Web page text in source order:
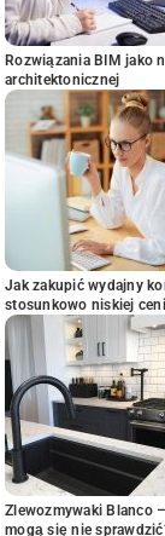
Rozwiązania BIM jako
architektonicznej
Jak zakupić wydajny
stosunkowo niskiej
Zlewozmywaki Blanco
mogą się nie